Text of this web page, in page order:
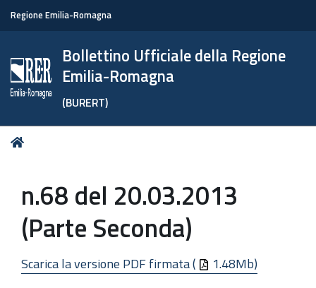
Regione Emilia-Romagna
Bollettino Ufficiale della Regione
Emilia-Romagna
(BURERT)
Tu
n.68 del 20.03.2013
(Parte Seconda)
Scarica la versione PDF firmata ( 1.48Mb)